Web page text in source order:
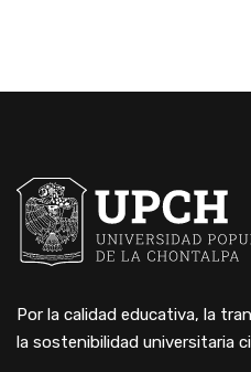
Por la calidad educativa, la
la sostenibilidad universitaria